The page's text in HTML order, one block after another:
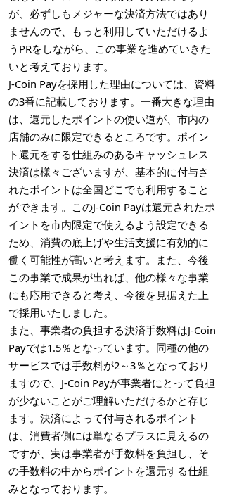
が、必ずしもメジャーな決済方法ではあり
ませんので、もっと利用していただけるよ
うPRをしながら、この事業を進めていきた
いと考えております。
J-Coin Payを採用した理由については、資料
の3番に記載しております。一番大きな理由
は、還元したポイントの使い道が、市内の
店舗のみに限定できるところです。ポイン
ト還元をする仕組みのあるキャッシュレス
決済は様々ございますが、基本的に付与さ
れたポイントは全国どこでも利用すること
ができます。このJ-Coin Payは還元されたポ
イントを市内限定で使えるよう設定できる
ため、消費の底上げや生活支援に有効的に
働く可能性が高いと考えます。また、今後
この事業で成果が出れば、他の様々な事業
にも応用できると考え、今後を見据えた上
で採用いたしました。
また、事業者の負担する決済手数料はJ-Coin
Payでは1.5％となっています。同種の他の
サービスでは手数料が2～3％となっており
ますので、J-Coin Payが事業者にとって負担
が少ないことがご理解いただけるかと存じ
ます。決済によって付与されるポイント
は、消費者側には単なるプラスに見えるの
ですが、実は事業者が手数料を負担し、そ
の手数料の中からポイントを還元する仕組
みとなっております。